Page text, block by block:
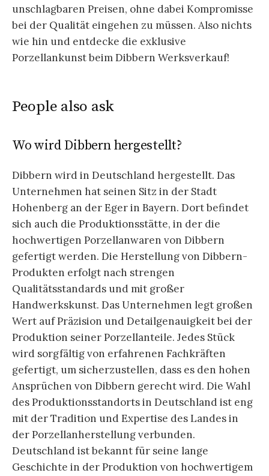
unschlagbaren Preisen, ohne dabei Kompromisse
bei der Qualität eingehen zu müssen. Also nichts
wie hin und entdecke die exklusive
Porzellankunst beim Dibbern Werksverkauf!
People also ask
Wo wird Dibbern hergestellt?
Dibbern wird in Deutschland hergestellt. Das
Unternehmen hat seinen Sitz in der Stadt
Hohenberg an der Eger in Bayern. Dort befindet
sich auch die Produktionsstätte, in der die
hochwertigen Porzellanwaren von Dibbern
gefertigt werden. Die Herstellung von Dibbern-
Produkten erfolgt nach strengen
Qualitätsstandards und mit großer
Handwerkskunst. Das Unternehmen legt großen
Wert auf Präzision und Detailgenauigkeit bei der
Produktion seiner Porzellanteile. Jedes Stück
wird sorgfältig von erfahrenen Fachkräften
gefertigt, um sicherzustellen, dass es den hohen
Ansprüchen von Dibbern gerecht wird. Die Wahl
des Produktionsstandorts in Deutschland ist eng
mit der Tradition und Expertise des Landes in
der Porzellanherstellung verbunden.
Deutschland ist bekannt für seine lange
Geschichte in der Produktion von hochwertigem